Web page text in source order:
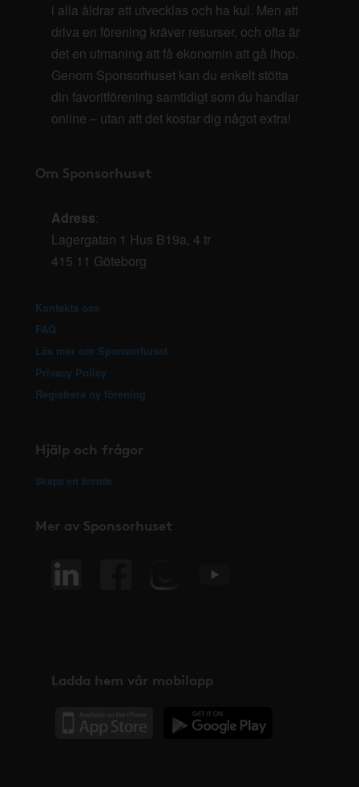
i alla åldrar att utvecklas och ha kul. Men att
driva en förening kräver resurser, och ofta är
det en utmaning att få ekonomin att gå ihop.
Genom Sponsorhuset kan du enkelt stötta
din favoritförening samtidigt som du handlar
online – utan att det kostar dig något extra!
Om Sponsorhuset
Adress:
Lagergatan 1 Hus B19a, 4 tr
415 11 Göteborg
Kontakta oss
FAQ
Läs mer om Sponsorhuset
Privacy Policy
Registrera ny förening
Hjälp och frågor
Skapa ett ärende
Mer av Sponsorhuset
Ladda hem vår mobilapp